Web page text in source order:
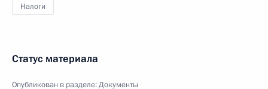
Налоги
Статус материала
Опубликован в разделе:Документы